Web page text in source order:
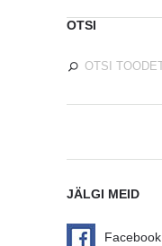
OTSI
JÄLGI MEID
Facebook